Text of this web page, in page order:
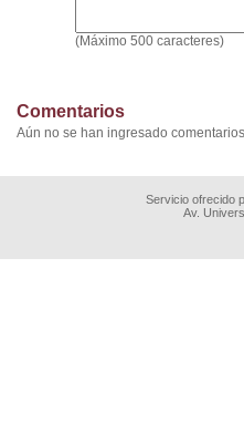
(Máximo 500 caracteres)
Comentarios
Aún no se han ingresado comentarios
Servicio ofrecido
Av.